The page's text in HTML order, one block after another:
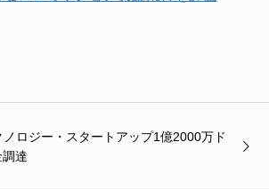
ノロジー・スタートアップ1億2000万ド
達